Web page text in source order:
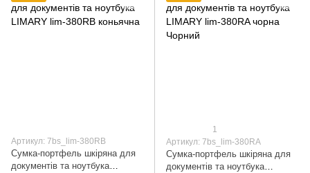
Артикул: 7bs_lim-380RB
Сумка-портфель шкіряна для
документів та ноутбука
1
Артикул: 7bs_lim-380RA
Сумка-портфель шкіряна для
документів та ноутбука